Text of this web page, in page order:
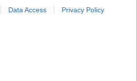
to enable storage
Data Access Privacy Policy